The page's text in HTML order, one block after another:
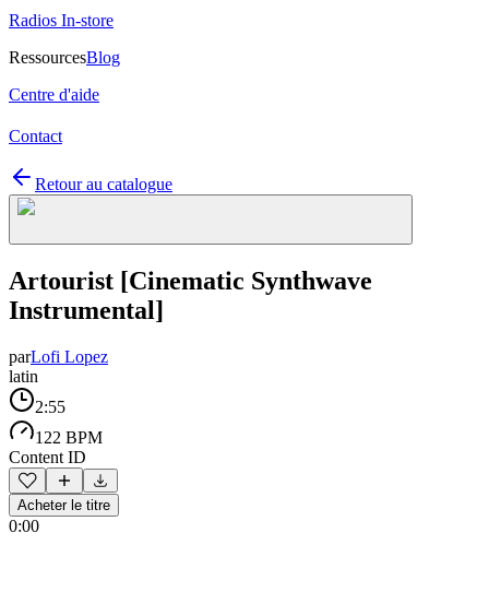
Radios In-store
RessourcesBlog
Centre d'aide
Contact
Retour au catalogue
Artourist [Cinematic Synthwave
Instrumental]
parLofi Lopez
latin
2:55
122 BPM
Content ID
Acheter le titre
0:00